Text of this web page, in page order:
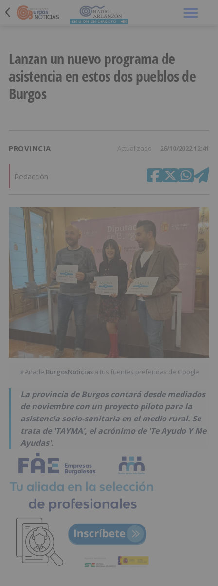
Lanzan un nuevo programa de
asistencia en estos dos pueblos de
Burgos
PROVINCIA Actualizado 26/10/2022 12:41
Redacción
★Añade BurgosNoticias a tus fuentes preferidas de Google
La provincia de Burgos contará desde mediados
de noviembre con un proyecto piloto para la
asistencia socio-sanitaria en el medio rural. Se
trata de 'TAYMA', el acrónimo de 'Te Ayudo Y Me
Ayudas'.